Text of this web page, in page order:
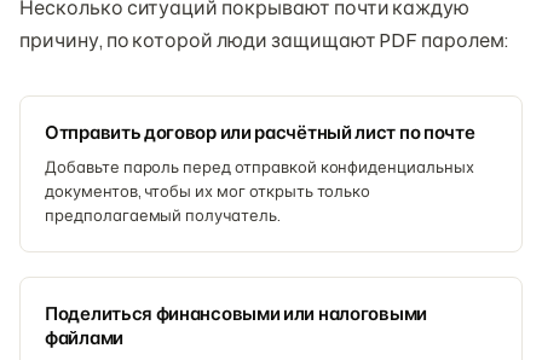
Несколько ситуаций покрывают почти каждую
причину, по которой люди защищают PDF паролем:
Отправить договор или расчётный лист по почте
Добавьте пароль перед отправкой конфиденциальных
документов, чтобы их мог открыть только
предполагаемый получатель.
Поделиться финансовыми или налоговыми
файлами